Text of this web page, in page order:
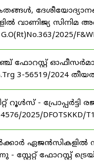
വാണിജ്യ സിനിമ
2025/
ഫോറസ്റ്റ്
3-56519/2024
റൂൾസ് -
2025/DFOTSKKD/
ഏജൻസികളിൽ
സ്റ്റേറ്റ് ഫോറസ്റ്റ്